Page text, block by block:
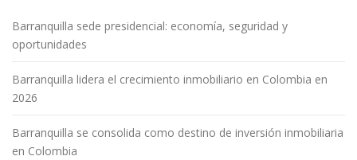
Barranquilla sede presidencial: economía, seguridad y
oportunidades
Barranquilla lidera el crecimiento inmobiliario en Colombia en
2026
Barranquilla se consolida como destino de inversión inmobiliaria
en Colombia